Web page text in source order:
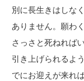
別に長生きはしな
ありません。願わ
さっさと死ねれば
引き上げられるよ
でにお迎えが来れ